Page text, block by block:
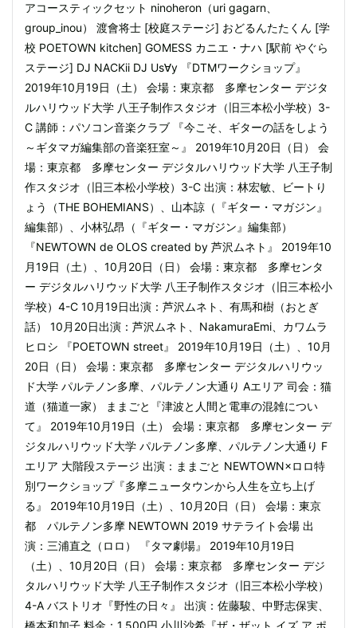
アコースティックセット ninoheron（uri gagarn、
group_inou） 渡會将士 [校庭ステージ] おどるんたたくん [学
校 POETOWN kitchen] GOMESS カニエ・ナハ [駅前 やぐら
ステージ] DJ NACKii DJ Us∀y 『DTMワークショップ』
2019年10月19日（土） 会場：東京都 多摩センター デジタ
ルハリウッド大学 八王子制作スタジオ（旧三本松小学校）3-
C 講師：パソコン音楽クラブ 『今こそ、ギターの話をしよう
～ギタマガ編集部の音楽狂室～』 2019年10月20日（日） 会
場：東京都 多摩センター デジタルハリウッド大学 八王子制
作スタジオ（旧三本松小学校）3-C 出演：林宏敏、ビートり
ょう（THE BOHEMIANS）、山本諒（『ギター・マガジン』
編集部）、小林弘昂（『ギター・マガジン』編集部）
『NEWTOWN de OLOS created by 芦沢ムネト』 2019年10
月19日（土）、10月20日（日） 会場：東京都 多摩センタ
ー デジタルハリウッド大学 八王子制作スタジオ（旧三本松小
学校）4-C 10月19日出演：芦沢ムネト、有馬和樹（おとぎ
話） 10月20日出演：芦沢ムネト、NakamuraEmi、カワムラ
ヒロシ 『POETOWN street』 2019年10月19日（土）、10月
20日（日） 会場：東京都 多摩センター デジタルハリウッ
ド大学 パルテノン多摩、パルテノン大通り Aエリア 司会：猫
道（猫道一家） ままごと『津波と人間と電車の混雑につい
て』 2019年10月19日（土） 会場：東京都 多摩センター デ
ジタルハリウッド大学 パルテノン多摩、パルテノン大通り F
エリア 大階段ステージ 出演：ままごと NEWTOWN×ロロ特
別ワークショップ『多摩ニュータウンから人生を立ち上げ
る』 2019年10月19日（土）、10月20日（日） 会場：東京
都 パルテノン多摩 NEWTOWN 2019 サテライト会場 出
演：三浦直之（ロロ） 『タマ劇場』 2019年10月19日
（土）、10月20日（日） 会場：東京都 多摩センター デジ
タルハリウッド大学 八王子制作スタジオ（旧三本松小学校）
4-A バストリオ『野性の日々』 出演：佐藤駿、中野志保実、